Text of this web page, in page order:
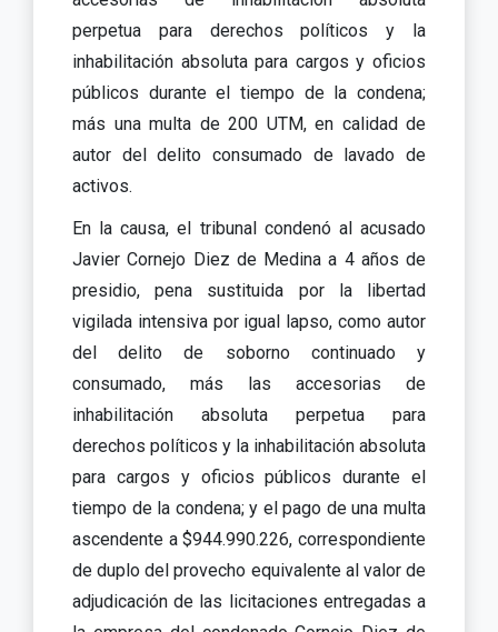
perpetua para derechos políticos y la
inhabilitación absoluta para cargos y oficios
públicos durante el tiempo de la condena;
más una multa de 200 UTM, en calidad de
autor del delito consumado de lavado de
activos.
En la causa, el tribunal condenó al acusado
Javier Cornejo Diez de Medina a 4 años de
presidio, pena sustituida por la libertad
vigilada intensiva por igual lapso, como autor
del delito de soborno continuado y
consumado, más las accesorias de
inhabilitación absoluta perpetua para
derechos políticos y la inhabilitación absoluta
para cargos y oficios públicos durante el
tiempo de la condena; y el pago de una multa
ascendente a $944.990.226, correspondiente
de duplo del provecho equivalente al valor de
adjudicación de las licitaciones entregadas a